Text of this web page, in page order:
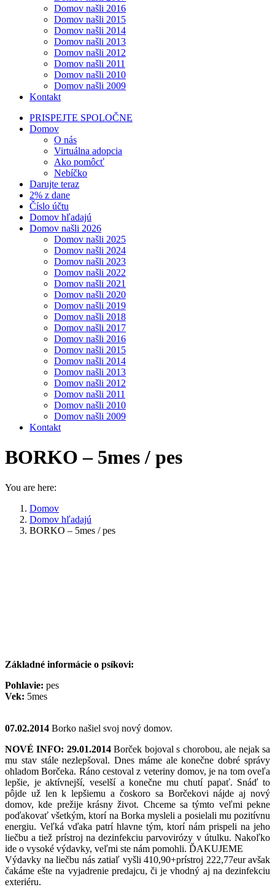
Domov našli 2016
Domov našli 2015
Domov našli 2014
Domov našli 2013
Domov našli 2012
Domov našli 2011
Domov našli 2010
Domov našli 2009
Kontakt
PRISPEJTE SPOLOČNE
Domov
O nás
Virtuálna adopcia
Ako pomôcť
Nebíčko
Darujte teraz
2% z dane
Číslo účtu
Domov hľadajú
Domov našli 2026
Domov našli 2025
Domov našli 2024
Domov našli 2023
Domov našli 2022
Domov našli 2021
Domov našli 2020
Domov našli 2019
Domov našli 2018
Domov našli 2017
Domov našli 2016
Domov našli 2015
Domov našli 2014
Domov našli 2013
Domov našli 2012
Domov našli 2011
Domov našli 2010
Domov našli 2009
Kontakt
BORKO – 5mes / pes
You are here:
Domov
Domov hľadajú
BORKO – 5mes / pes
Základné informácie o psíkovi:
Pohlavie: pes
Vek: 5mes
07.02.2014 Borko našiel svoj nový domov.
NOVÉ INFO: 29.01.2014Borček bojoval s chorobou, ale nejak sa
mu stav stále nezlepšoval. Dnes máme ale konečne dobré správy
ohladom Borčeka. Ráno cestoval z veteriny domov, je na tom oveľa
lepšie, je aktívnejší, veselší a konečne mu chutí papať. Snáď to
pôjde už len k lepšiemu a čoskoro sa Borčekovi nájde aj nový
domov, kde prežije krásny život. Chceme sa týmto veľmi pekne
poďakovať všetkým, ktorí na Borka mysleli a posielali mu pozitívnu
energiu. Veľká vďaka patrí hlavne tým, ktorí nám prispeli na jeho
liečbu a tiež prístroj na dezinfekciu parvovirózy v útulku. Nakoľko
ide o vysoké výdavky, veľmi ste nám pomohli. ĎAKUJEME
Výdavky na liečbu nás zatiaľ vyšli 410,90+prístroj 222,77eur avšak
čakáme ešte na vyjadrenie predajcu, či je vhodný aj na dezinfekciu
exteriéru.